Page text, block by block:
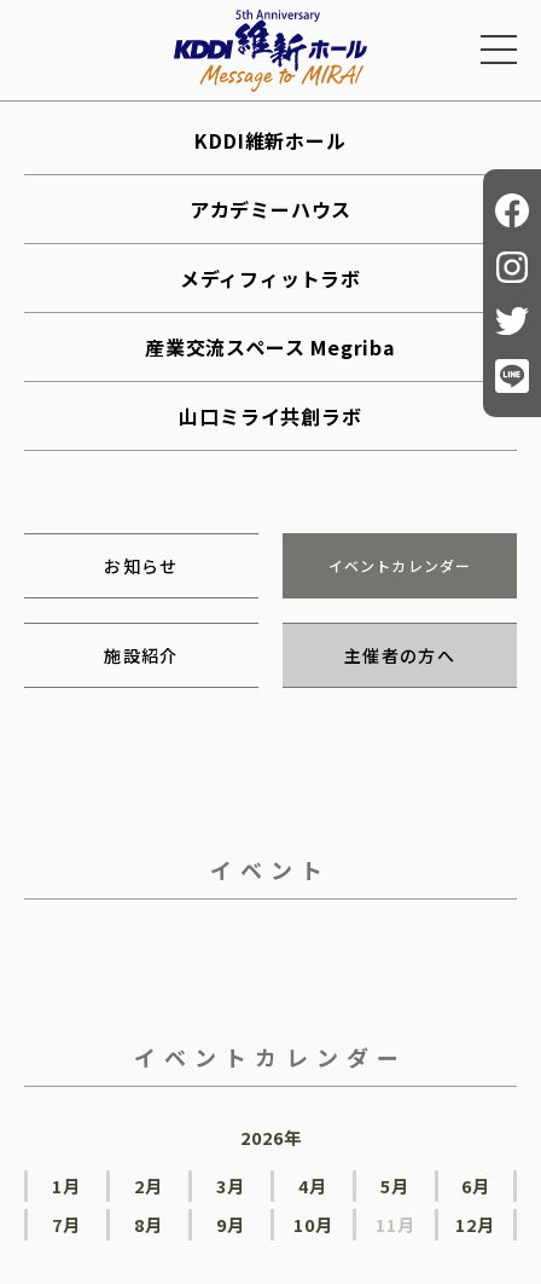
KDDI維新ホール
アカデミーハウス
メディフィットラボ
産業交流スペース Megriba
山口ミライ共創ラボ
お知らせ イベントカレンダー
施設紹介 主催者の方へ
イベント
イベントカレンダー
2026年
1月
2月 3月 4月 5月
6月
7月
8月 9月 10月 11月 12月